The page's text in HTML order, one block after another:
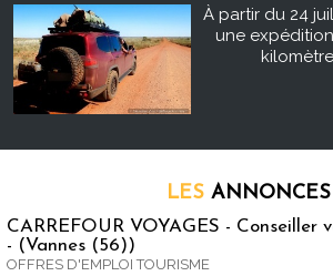
À partir du 24
une
LES ANNONCES
CARREFOUR VOYAGES - Conseiller
- (Vannes (56))
OFFRES D'EMPLOI TOURISME